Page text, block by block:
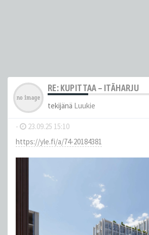
RE: KUPITTAA – ITÄHARJU
tekijänä Luukie
- 23.09.25 15:10
https://yle.fi/a/74-20184381